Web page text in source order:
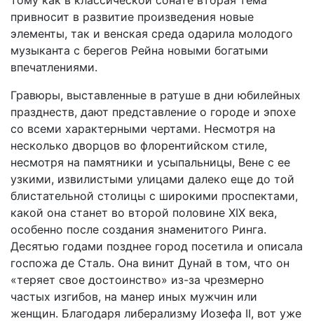
привносит в развитие произведения новые
элементы, так и венская среда одарила молодого
музыканта с берегов Рейна новыми богатыми
впечатлениями.
Гравюры, выставленные в ратуше в дни юбилейных
празднеств, дают представление о городе и эпохе
со всеми характерными чертами. Несмотря на
несколько дворцов во флорентийском стиле,
несмотря на памятники и усыпальницы, Вене с ее
узкими, извилистыми улицами далеко еще до той
блистательной столицы с широкими проспектами,
какой она станет во второй половине XIX века,
особенно после создания знаменитого Ринга.
Десятью годами позднее город посетила и описала
госпожа де Сталь. Она винит Дунай в том, что он
«теряет свое достоинство» из-за чрезмерно
частых изгибов, на манер иных мужчин или
женщин. Благодаря либерализму Иозефа II, вот уже